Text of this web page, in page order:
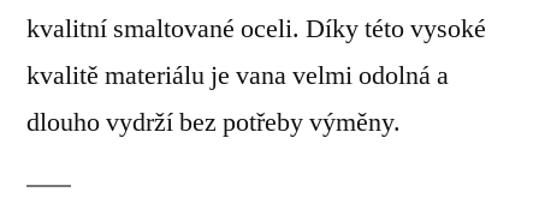
kvalitní smaltované oceli. Díky této vysoké
kvalitě materiálu je vana velmi odolná a
dlouho vydrží bez potřeby výměny.